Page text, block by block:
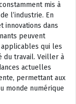
mis à
l’industrie. En
innovations dans
peuvent
qui les
du travail. Veiller à
actuelles
permettant aux
monde numérique